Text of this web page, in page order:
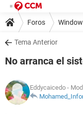
Foros
Tema Anterior
No arranca el
Eddycaicedo -